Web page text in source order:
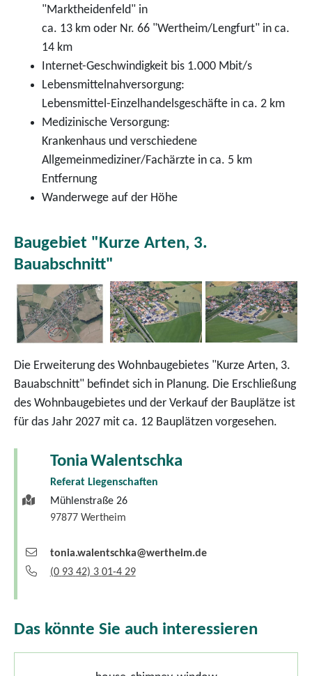
"Marktheidenfeld" in
ca. 13 km oder Nr. 66 "Wertheim/Lengfurt" in ca.
14 km
Internet-Geschwindigkeit bis 1.000 Mbit/s
Lebensmittelnahversorgung:
Lebensmittel-Einzelhandelsgeschäfte in ca. 2 km
Medizinische Versorgung:
Krankenhaus und verschiedene
Allgemeinmediziner/Fachärzte in ca. 5 km
Entfernung
Wanderwege auf der Höhe
Baugebiet "Kurze Arten, 3.
Bauabschnitt"
Die Erweiterung des Wohnbaugebietes "Kurze Arten, 3.
Bauabschnitt" befindet sich in Planung. Die Erschließung
des Wohnbaugebietes und der Verkauf der Bauplätze ist
für das Jahr 2027 mit ca. 12 Bauplätzen vorgesehen.
Tonia Walentschka
Referat Liegenschaften
Mühlenstraße 26
97877 Wertheim
tonia.walentschka@wertheim.de
(0 93 42) 3 01-4 29
Das könnte Sie auch interessieren